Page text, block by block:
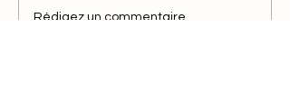
Rédigez un commentaire...